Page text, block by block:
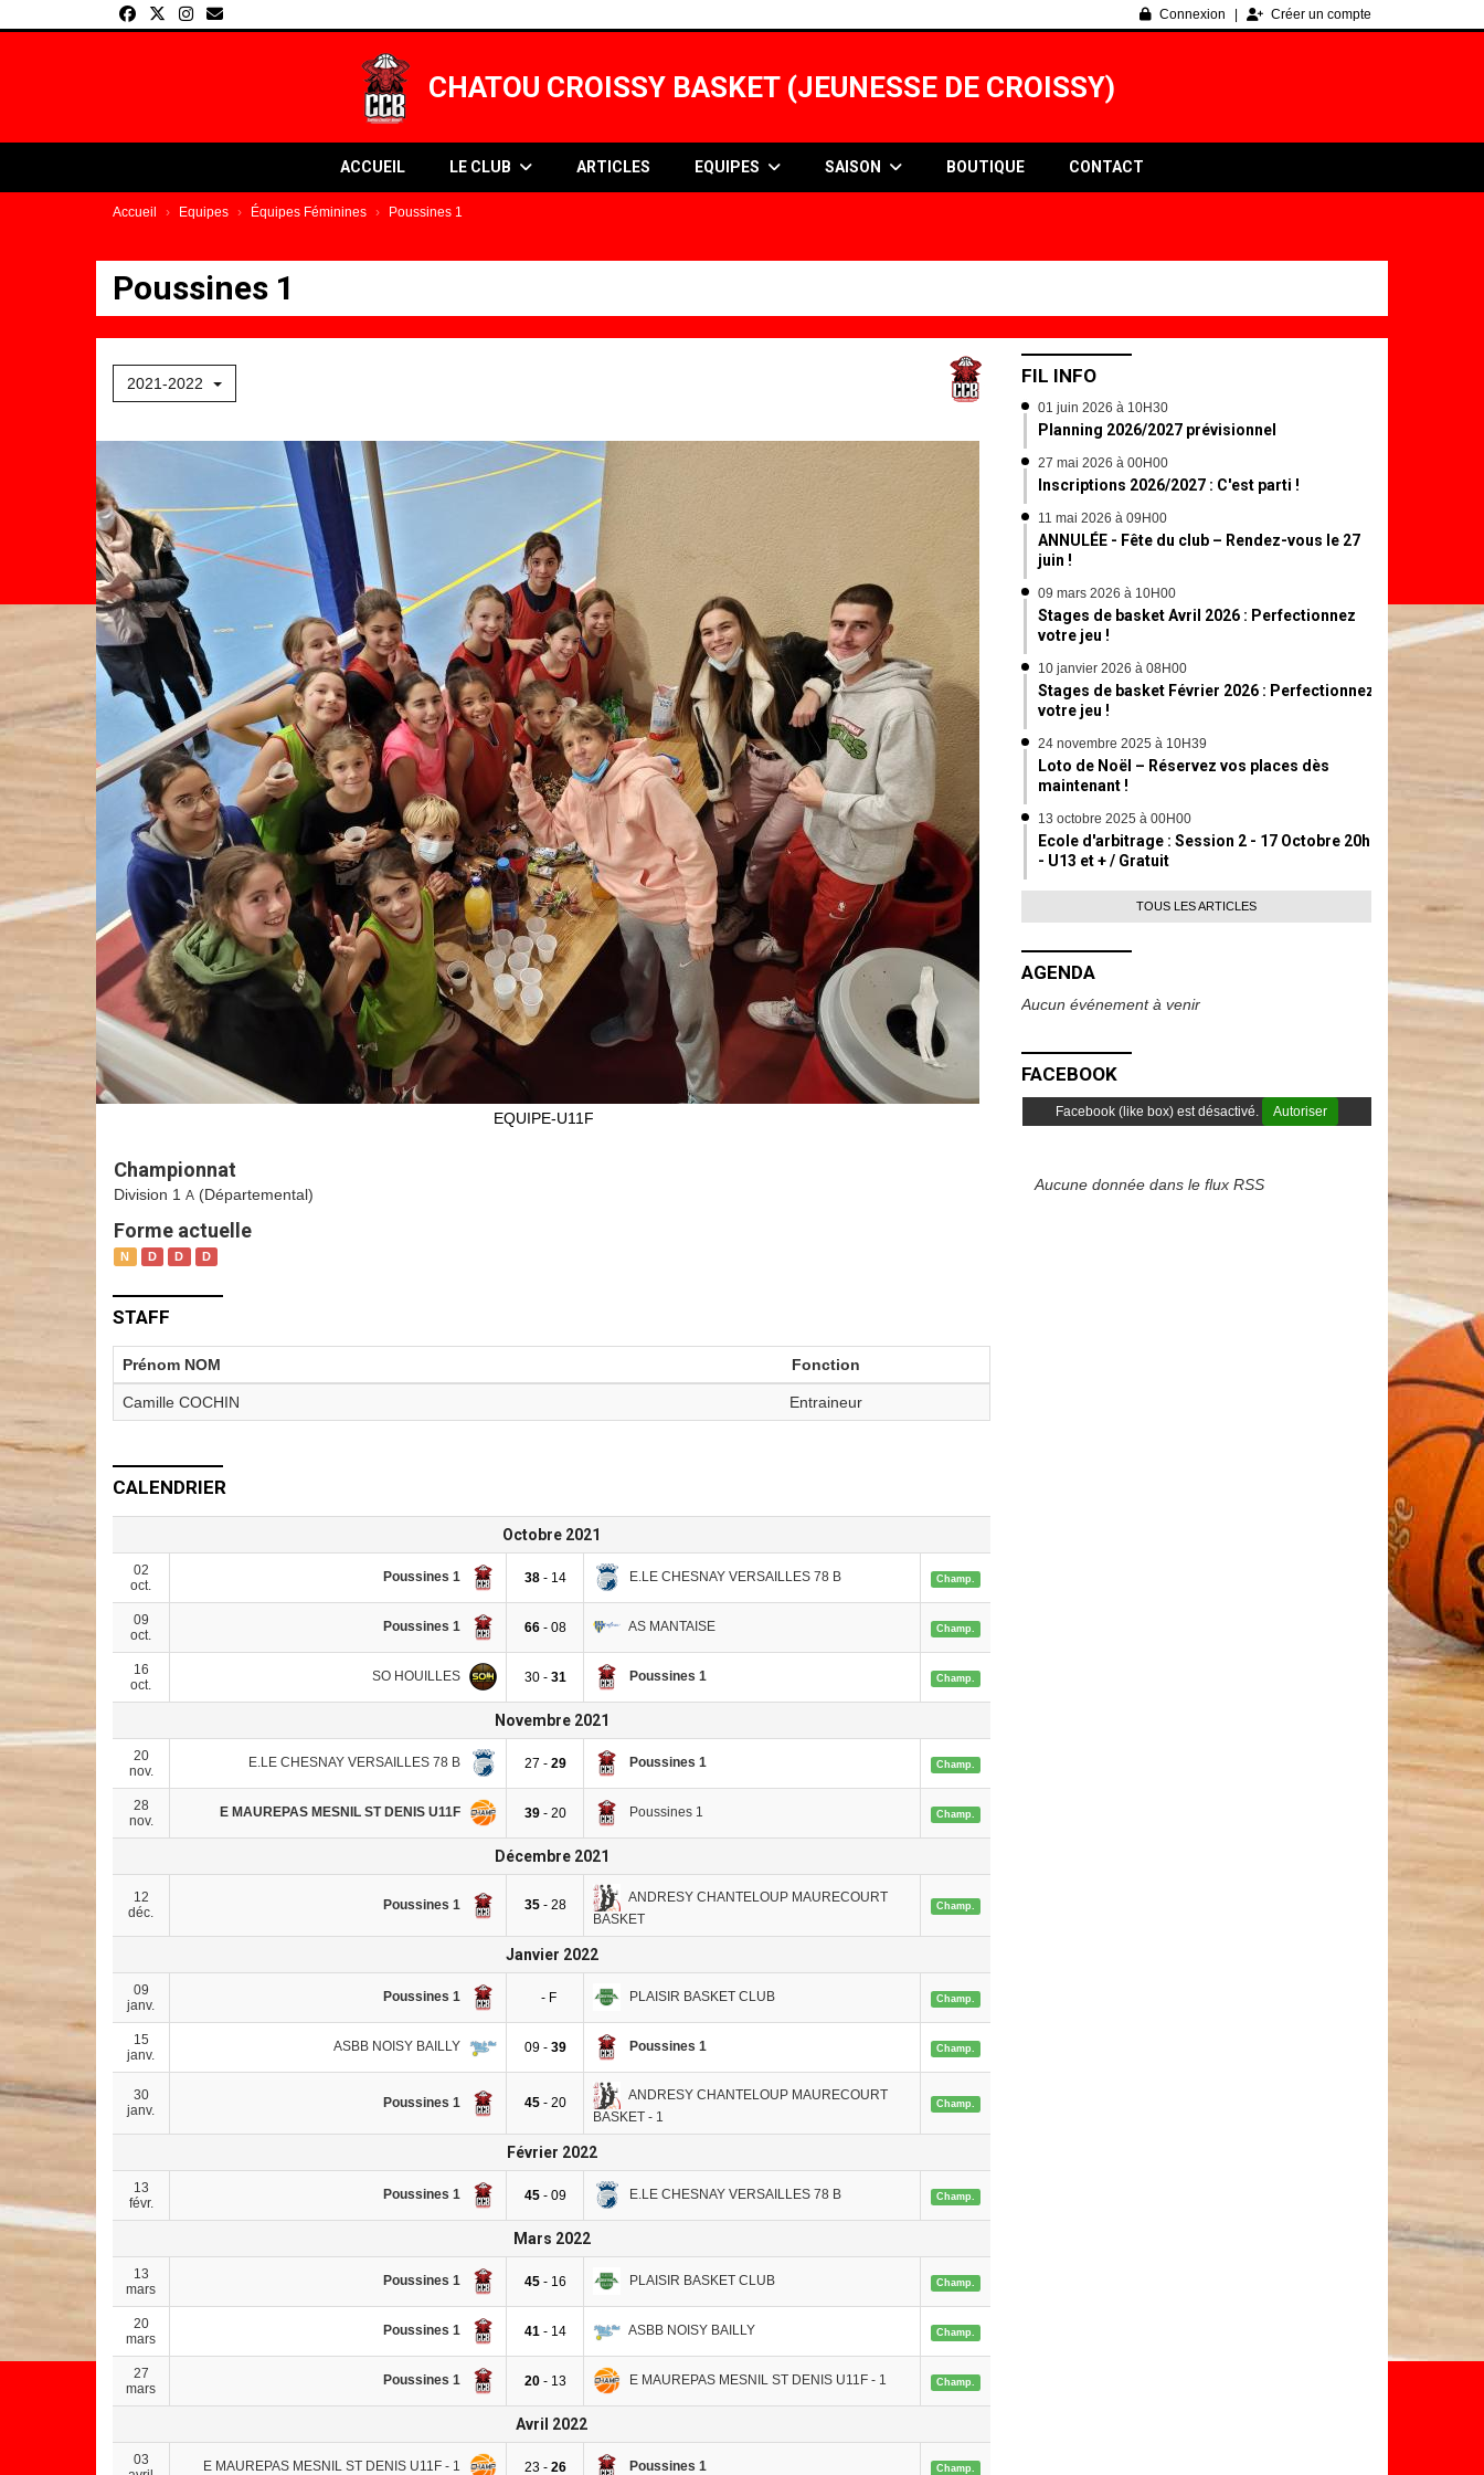
Connexion Créer un compte
CHATOU CROISSY BASKET (JEUNESSE DE CROISSY)
ACCUEIL LE CLUB ARTICLES EQUIPES SAISON BOUTIQUE CONTACT
Accueil Equipes Équipes Féminines Poussines 1
Poussines 1
2021-2022
EQUIPE-U11F
Championnat
Division 1 A (Départemental)
Forme actuelle
N D D D
STAFF
Prénom NOM Fonction
Camille COCHIN Entraineur
CALENDRIER
Octobre 2021
02
oct.
Poussines 1 38- 14 E.LE CHESNAY VERSAILLES 78 B Champ.
09
oct.
Poussines 1 66- 08 AS MANTAISE Champ.
16
oct.
SO HOUILLES 30 - 31 Poussines 1 Champ.
Novembre 2021
20
nov.
E.LE CHESNAY VERSAILLES 78 B 27 - 29 Poussines 1 Champ.
28
nov.
E MAUREPAS MESNIL ST DENIS U11F 39- 20 Poussines 1 Champ.
Décembre 2021
12
déc.
Poussines 1 35- 28
ANDRESY CHANTELOUP MAURECOURT
BASKET
Champ.
Janvier 2022
09
janv.
Poussines 1 - F PLAISIR BASKET CLUB Champ.
15
janv.
ASBB NOISY BAILLY 09 - 39 Poussines 1 Champ.
30
janv.
Poussines 1 45- 20
ANDRESY CHANTELOUP MAURECOURT
BASKET - 1
Champ.
Février 2022
13
févr.
Poussines 1 45- 09 E.LE CHESNAY VERSAILLES 78 B Champ.
Mars 2022
13
mars
Poussines 1 45- 16 PLAISIR BASKET CLUB Champ.
20
mars
Poussines 1 41- 14 ASBB NOISY BAILLY Champ.
27
mars
Poussines 1 20- 13 E MAUREPAS MESNIL ST DENIS U11F - 1 Champ.
Avril 2022
03
E MAUREPAS MESNIL ST DENIS U11F - 1 23 - 26 Poussines 1 Champ.
FIL INFO
01 juin 2026 à 10H30
Planning 2026/2027 prévisionnel
27 mai 2026 à 00H00
Inscriptions 2026/2027 : C'est parti !
11 mai 2026 à 09H00
ANNULÉE - Fête du club – Rendez-vous le 27
juin !
09 mars 2026 à 10H00
Stages de basket Avril 2026 : Perfectionnez
votre jeu !
10 janvier 2026 à 08H00
Stages de basket Février 2026 : Perfectionnez
votre jeu !
24 novembre 2025 à 10H39
Loto de Noël – Réservez vos places dès
maintenant !
13 octobre 2025 à 00H00
Ecole d'arbitrage : Session 2 - 17 Octobre 20h
- U13 et + / Gratuit
TOUS LES ARTICLES
AGENDA
Aucun événement à venir
FACEBOOK
Facebook (like box) est désactivé. Autoriser
Aucune donnée dans le flux RSS
Panneau de gestion des cookies